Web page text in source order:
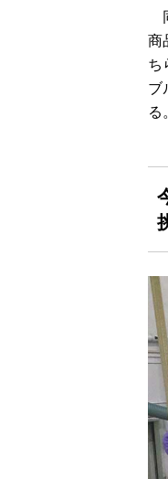
商
ち
ブ
る